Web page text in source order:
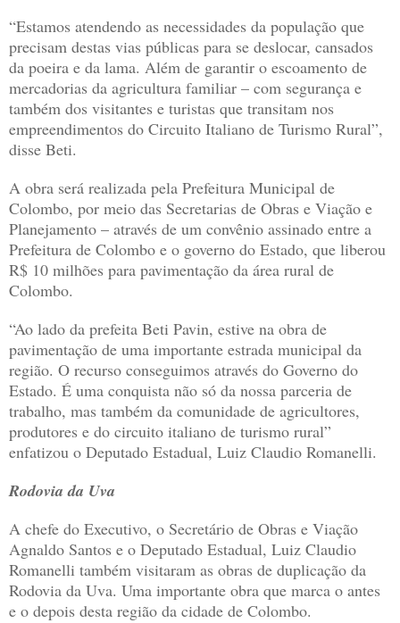
“Estamos atendendo as necessidades da população que
precisam destas vias públicas para se deslocar, cansados
da poeira e da lama. Além de garantir o escoamento de
mercadorias da agricultura familiar – com segurança e
também dos visitantes e turistas que transitam nos
empreendimentos do Circuito Italiano de Turismo Rural”,
disse Beti.
A obra será realizada pela Prefeitura Municipal de
Colombo, por meio das Secretarias de Obras e Viação e
Planejamento – através de um convênio assinado entre a
Prefeitura de Colombo e o governo do Estado, que liberou
R$ 10 milhões para pavimentação da área rural de
Colombo.
“Ao lado da prefeita Beti Pavin, estive na obra de
pavimentação de uma importante estrada municipal da
região. O recurso conseguimos através do Governo do
Estado. É uma conquista não só da nossa parceria de
trabalho, mas também da comunidade de agricultores,
produtores e do circuito italiano de turismo rural”
enfatizou o Deputado Estadual, Luiz Claudio Romanelli.
Rodovia da Uva
A chefe do Executivo, o Secretário de Obras e Viação
Agnaldo Santos e o Deputado Estadual, Luiz Claudio
Romanelli também visitaram as obras de duplicação da
Rodovia da Uva. Uma importante obra que marca o antes
e o depois desta região da cidade de Colombo.